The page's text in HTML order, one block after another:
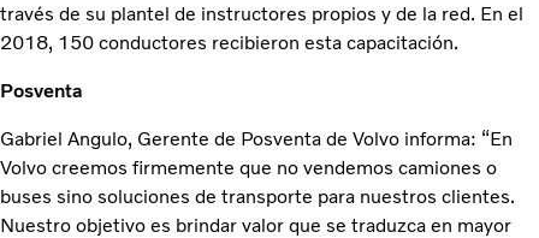
través de su plantel de instructores propios y de la red. En el
2018, 150 conductores recibieron esta capacitación.
Posventa
Gabriel Angulo, Gerente de Posventa de Volvo informa: “En
Volvo creemos firmemente que no vendemos camiones o
buses sino soluciones de transporte para nuestros clientes.
Nuestro objetivo es brindar valor que se traduzca en mayor